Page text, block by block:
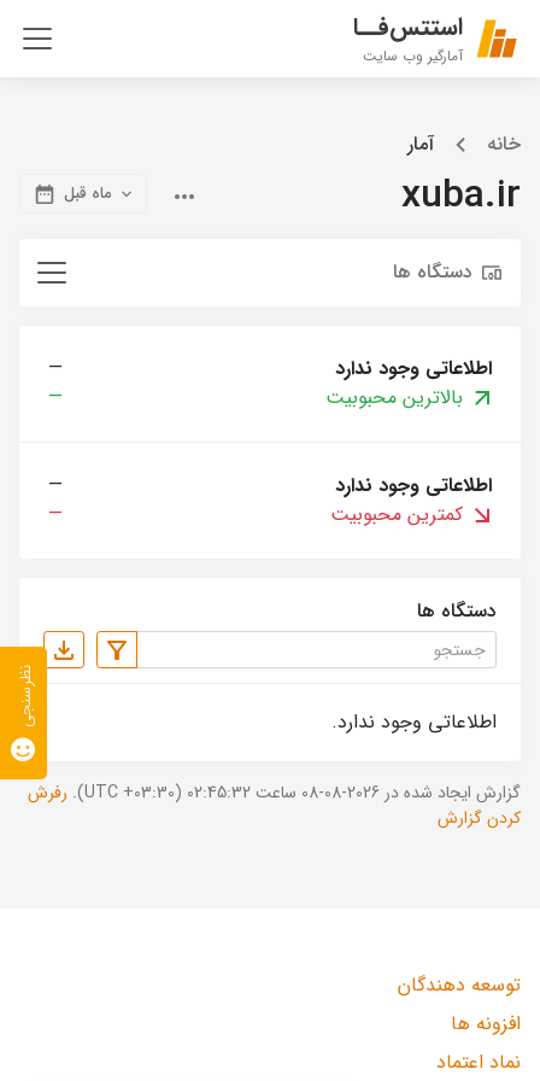
استتس‌فــا
آمارگیر وب سایت
خانه آمار
xuba.ir ماه قبل
دستگاه ها
اطلاعاتی وجود ندارد
—
بالاترین محبوبیت
—
اطلاعاتی وجود ندارد
—
کمترین محبوبیت
—
دستگاه ها
اطلاعاتی وجود ندارد.
گزارش ایجاد شده در 2026-08-08 ساعت 02:45:32 (UTC +03:30).
رفرش
کردن گزارش
توسعه دهندگان
افزونه ها
نماد اعتماد
نظرسنجی